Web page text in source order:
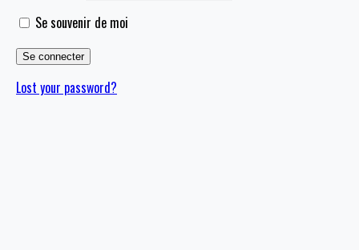
Se souvenir de moi
Lost your password?